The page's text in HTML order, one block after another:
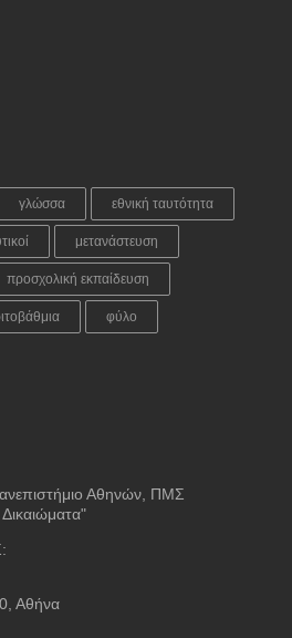
γλώσσα εθνική ταυτότητα
μετανάστευση
προσχολική εκπαίδευση
φύλο
Αθηνών, ΠΜΣ
Αθήνα